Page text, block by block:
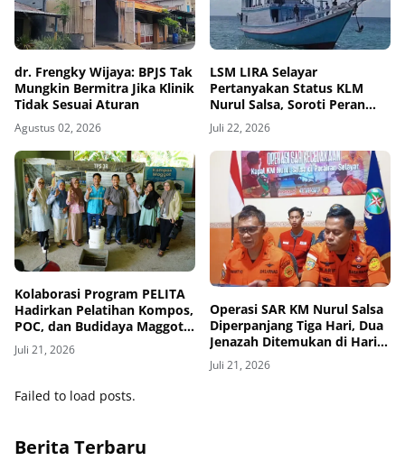
dr. Frengky Wijaya: BPJS Tak
Mungkin Bermitra Jika Klinik
Tidak Sesuai Aturan
Agustus 02, 2026
‎LSM LIRA Selayar
Pertanyakan Status KLM
Nurul Salsa, Soroti Peran
Otoritas, Agen, dan
Nakhoda
Juli 22, 2026
Kolaborasi Program PELITA
Hadirkan Pelatihan Kompos,
POC, dan Budidaya Maggot
BSF di Selayar
Juli 21, 2026
Operasi SAR KM Nurul Salsa
Diperpanjang Tiga Hari, Dua
Jenazah Ditemukan di Hari
Ketujuh
Juli 21, 2026
Failed to load posts.
Berita Terbaru